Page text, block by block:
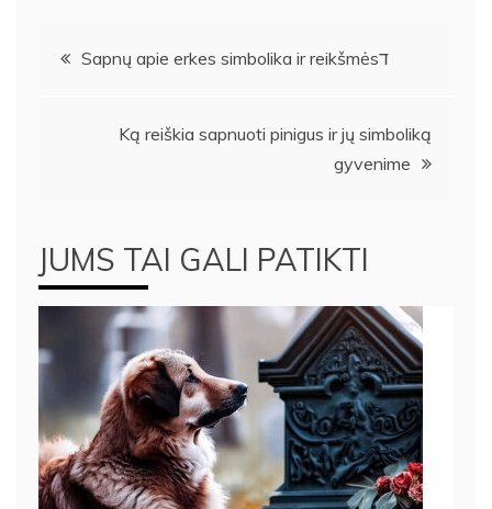
Navigacija
Sapnų apie erkes simbolika ir reikšmėsד
Ką reiškia sapnuoti pinigus ir jų simboliką
gyvenime
JUMS TAI GALI PATIKTI